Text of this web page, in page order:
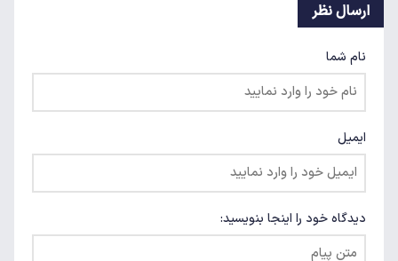
ارسال نظر
نام شما
ایمیل
دیدگاه خود را اینجا بنویسید: